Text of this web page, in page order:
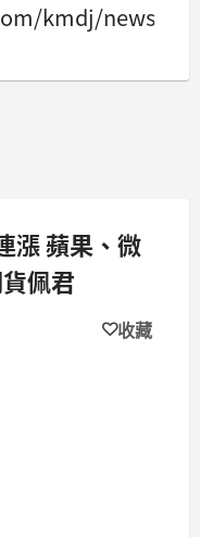
kmdj/news/
漲 蘋果、微
佩君
收藏